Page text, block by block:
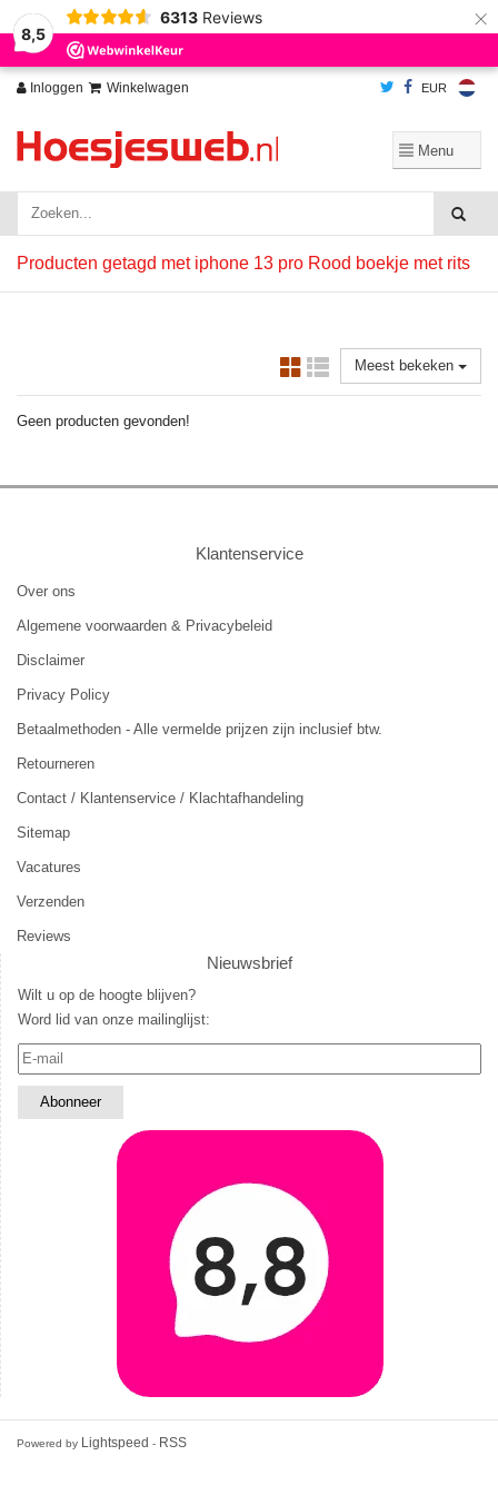
8,5
6313 Reviews ×
Inloggen Winkelwagen EUR
Producten getagd met iphone 13 pro Rood boekje met rits
Meest bekeken
Geen producten gevonden!
Klantenservice
Over ons
Algemene voorwaarden & Privacybeleid
Disclaimer
Privacy Policy
Betaalmethoden - Alle vermelde prijzen zijn inclusief btw.
Retourneren
Contact / Klantenservice / Klachtafhandeling
Sitemap
Vacatures
Verzenden
Reviews
Nieuwsbrief
Wilt u op de hoogte blijven?
Word lid van onze mailinglijst:
Powered by Lightspeed - RSS
Wij slaan cookies op om onze website te verbeteren. Is dat akkoord?
Ja
Nee